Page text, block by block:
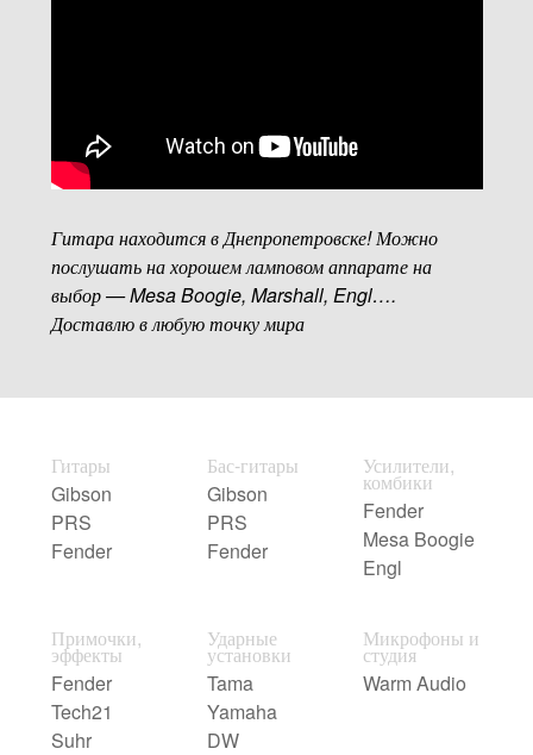
Гитара находится в Днепропетровске! Можно
послушать на хорошем ламповом аппарате на
выбор — Mesa Boogie, Marshall, Engl….
Доставлю в любую точку мира
Гитары
Gibson
PRS
Fender
Бас-гитары
Gibson
PRS
Fender
Усилители,
комбики
Fender
Mesa Boogie
Engl
Примочки,
эффекты
Fender
Tech21
Suhr
Ударные
установки
Tama
Yamaha
DW
Микрофоны и
студия
Warm Audio